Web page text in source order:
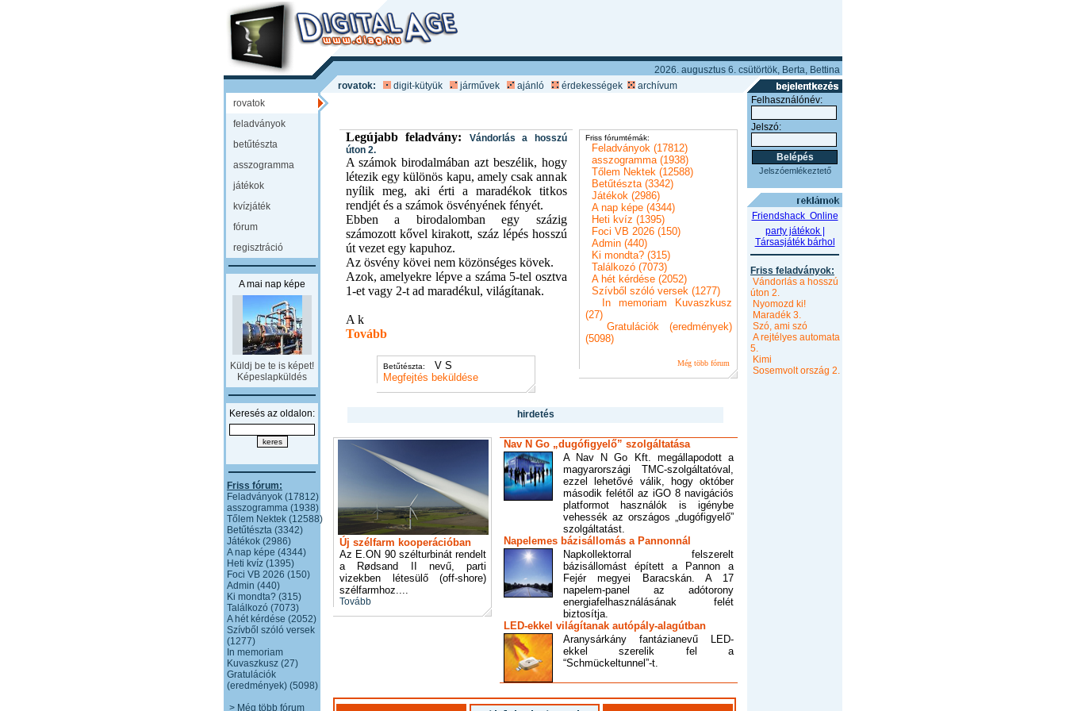
2026. augusztus 6. csütörtök, Berta, Bettina
rovatok:
digit-kütyük járművek ajánló érdekességek
archívum
rovatok
feladványok
betűtészta
asszogramma
játékok
kvízjáték
fórum
regisztráció
A mai nap képe
Küldj be te is képet!
Képeslapküldés
Keresés az oldalon:
Friss fórum:
Feladványok (17812)
asszogramma (1938)
Tőlem Nektek (12588)
Betűtészta (3342)
Játékok (2986)
A nap képe (4344)
Heti kvíz (1395)
Foci VB 2026 (150)
Admin (440)
Ki mondta? (315)
Találkozó (7073)
A hét kérdése (2052)
Szívből szóló versek
(1277)
In memoriam
Kuvaszkusz (27)
Gratulációk
(eredmények) (5098)
> Még több fórum
Legújabb feladvány:
Vándorlás a hosszú
úton 2.
A számok birodalmában azt beszélik, hogy
létezik egy különös kapu, amely csak annak
nyílik meg, aki érti a maradékok titkos
rendjét és a számok ösvényének fényét.
Ebben a birodalomban egy százig
számozott kővel kirakott, száz lépés hosszú
út vezet egy kapuhoz.
Az ösvény kövei nem közönséges kövek.
Azok, amelyekre lépve a száma 5-tel osztva
1-et vagy 2-t ad maradékul, világítanak.
A k
Tovább
Betűtészta:
V S
Megfejtés beküldése
Friss fórumtémák:
Feladványok (17812)
asszogramma (1938)
Tőlem Nektek (12588)
Betűtészta (3342)
Játékok (2986)
A nap képe (4344)
Heti kvíz (1395)
Foci VB 2026 (150)
Admin (440)
Ki mondta? (315)
Találkozó (7073)
A hét kérdése (2052)
Szívből szóló versek (1277)
In memoriam Kuvaszkusz
(27)
Gratulációk (eredmények)
(5098)
Még több fórum
hirdetés
Új szélfarm kooperációban
Az E.ON 90 szélturbinát rendelt
a Rødsand II nevű, parti
vizekben létesülő (off-shore)
szélfarmhoz....
Tovább
Nav N Go „dugófigyelő” szolgáltatása
A Nav N Go Kft. megállapodott a
magyarországi TMC-szolgáltatóval,
ezzel lehetővé válik, hogy október
második felétől az iGO 8 navigációs
platformot használók is igénybe
vehessék az országos „dugófigyelő”
szolgáltatást.
Napelemes bázisállomás a Pannonnál
Napkollektorral felszerelt
bázisállomást épített a Pannon a
Fejér megyei Baracskán. A 17
napelem-panel az adótorony
energiafelhasználásának felét
biztosítja.
LED-ekkel világítanak autópály-alagútban
Aranysárkány fantázianevű LED-
ekkel szerelik fel a
“Schmückeltunnel”-t.
Felhasználónév:
Jelszó:
Jelszóemlékeztető
Friendshack  Online
party játékok |
Társasjáték bárhol
Friss feladványok:
Vándorlás a hosszú
úton 2.
Nyomozd ki!
Maradék 3.
Szó, ami szó
A rejtélyes automata
5.
Kimi
Sosemvolt ország 2.